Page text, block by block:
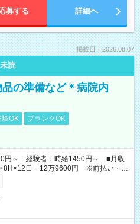
募する 詳細へ
掲載日：2026.08.07
未読
の準備など＊病院内
験OK
ブランクOK
円～ 経験者：時給1450円～ ■月収
日＝12万9600円 ※前払い・日